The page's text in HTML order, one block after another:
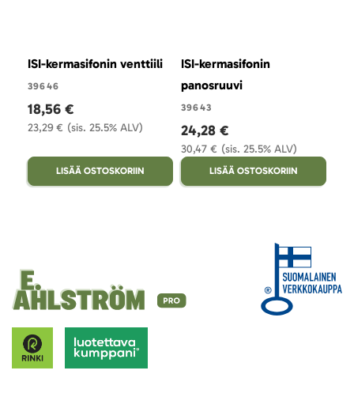
ISI-kermasifonin venttiili
39646
(sis. 25.5% ALV)
23,29 €
18,56 €
LISÄÄ OSTOSKORIIN
ISI-kermasifonin
panosruuvi
39643
(sis. 25.5% ALV)
30,47 €
24,28 €
LISÄÄ OSTOSKORIIN